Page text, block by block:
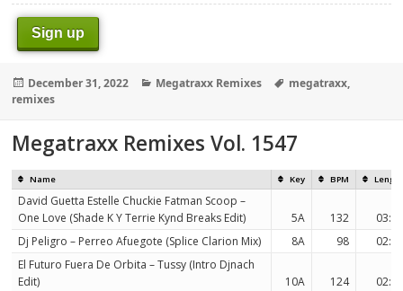
Sign up
Posted
on
December 31, 2022 Categories
Megatraxx Remixes Tags
megatraxx,
remixes
Megatraxx Remixes Vol. 1547
Name Key BPM
David Guetta Estelle Chuckie Fatman Scoop –
One Love (Shade K Y Terrie Kynd Breaks Edit)
5A 132
Dj Peligro – Perreo Afuegote (Splice Clarion Mix)
8A 98
El Futuro Fuera De Orbita – Tussy (Intro Djnach
Edit)
10A 124